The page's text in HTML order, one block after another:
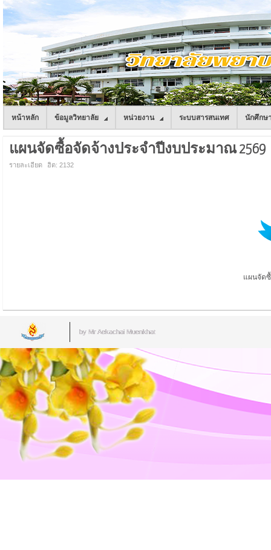
หน้าหลัก ข้อมูลวิทยาลัย หน่วยงาน ระบบสารสนเทศ นักศึกษ
แผนจัดซื้อจัดจ้างประจำปีงบประมาณ 2569
รายละเอียด ฮิต: 2132
แผนจัด
by Mr.Aekachai Muenkhat